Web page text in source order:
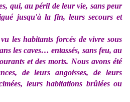
qui, au péril de leur vie, sans peur
jusqu'à la fin, leurs secours et
les habitants forcés de vivre sous
les caves… entassés, sans feu, au
et des morts. Nous avons été
de leurs angoisses, de leurs
leurs habitations brûlées ou